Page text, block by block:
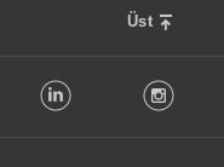
Üst
LinkedIn